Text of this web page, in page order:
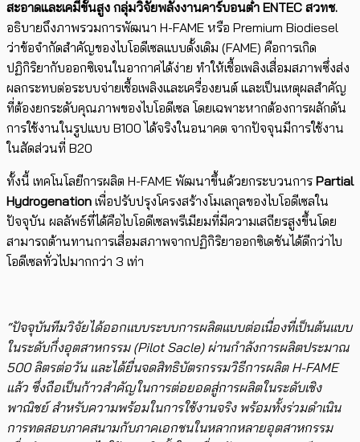
สะอาดและเคมีขั้นสูง กลุ่มวิจัยพลังงานคาร์บอนต่ำ ENTEC สวทช.
อธิบายถึงภาพรวม​การพัฒนา H-FAME หรือ Premium Biodiesel
ว่าข้อจำกัดสำคัญของไบโอดีเซลแบบดั้งเดิม (FAME) คือการเกิด
ปฏิกิริยากับออกซิเจนในอากาศได้ง่าย ทำให้เชื้อเพลิงเสื่อมสภาพซึ่งส่ง
ผลกระทบต่อระบบจ่ายเชื้อเพลิงและเครื่องยนต์ และเป็นเหตุผลสำคัญ
ที่ต้องยกระดับคุณภาพของไบโอดีเซล โดยเฉพาะหากต้องการผลักดัน
การใช้งานในรูปแบบ B100 ได้จริงในอนาคต จากปัจจุนมีการใช้งาน
ในสัดส่วนที่ B20
ทั้งนี้ เทคโนโลยีการผลิต H-FAME ​พัฒนาขึ้นด้วยกระบวนการ Partial
Hydrogenation เพื่อปรับปรุงโครงสร้างโมเลกุลของไบโอดีเซลใน
ปัจจุบัน ผลลัพธ์ที่ได้คือไบโอดีเซลพรีเมียมที่มีความเสถียรสูงขึ้นโดย
สามารถต้านทานการเสื่อมสภาพจากปฏิกิริยาออกซิเดชันได้ดีกว่าไบ
โอดีเซลทั่วไปมากกว่า 3 เท่า
“ปัจจุบัน​ทีมวิจัยได้ออกแบบระบบการผลิตแบบต่อเนื่องที่เป็นต้นแบบ
ในระดับกึ่งอุตสาหกรรม (Pilot Sacle) ผ่านกำลังการผลิตประมาณ
500 ลิตรต่อวัน และได้ยื่นจดสิทธิบัตรกรรมวิธีการผลิต H-FAME
แล้ว ซึ่งถือเป็นก้าวสำคัญในการต่อยอดสู่การผลิตในระดับเชิง
พาณิชย์ สำหรับความพร้อมในการใช้งานจริง ​พร้อมทั้งร่วมดำเนิน
การทดสอบภาคสนาม​กับภาคเอกชนในหลากหลายอุตสาหกรรม